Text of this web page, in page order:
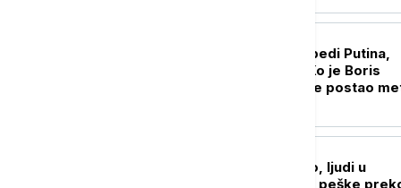
Pokušao je da pobedi Putina,
završio u egzilu: Ko je Boris
Nadeždin i zašto je postao
Dunav se povukao, ljudi u
Mađarskoj krenuli peške